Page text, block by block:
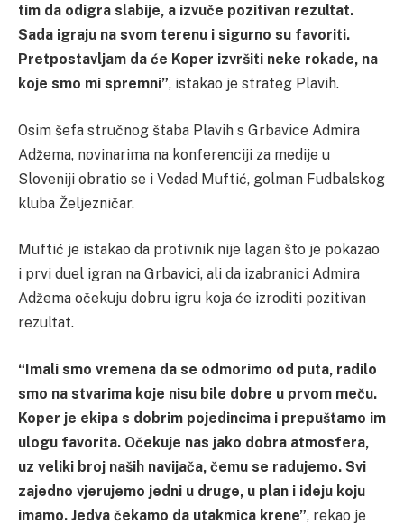
tim da odigra slabije, a izvuče pozitivan rezultat.
Sada igraju na svom terenu i sigurno su favoriti.
Pretpostavljam da će Koper izvršiti neke rokade, na
koje smo mi spremni”, istakao je strateg Plavih.
Osim šefa stručnog štaba Plavih s Grbavice Admira
Adžema, novinarima na konferenciji za medije u
Sloveniji obratio se i Vedad Muftić, golman Fudbalskog
kluba Željezničar.
Muftić je istakao da protivnik nije lagan što je pokazao
i prvi duel igran na Grbavici, ali da izabranici Admira
Adžema očekuju dobru igru koja će izroditi pozitivan
rezultat.
“Imali smo vremena da se odmorimo od puta, radilo
smo na stvarima koje nisu bile dobre u prvom meču.
Koper je ekipa s dobrim pojedincima i prepuštamo im
ulogu favorita. Očekuje nas jako dobra atmosfera,
uz veliki broj naših navijača, čemu se radujemo. Svi
zajedno vjerujemo jedni u druge, u plan i ideju koju
imamo. Jedva čekamo da utakmica krene”, rekao je